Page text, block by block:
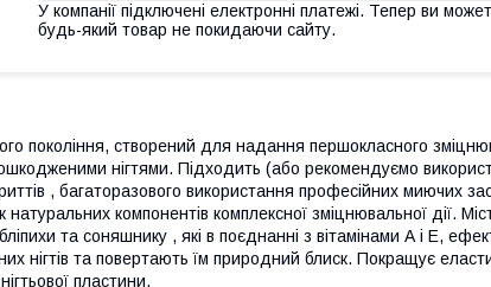
У компанії підключені електронні платежі. Тепер ви
будь-який товар не покидаючи сайту.
покоління, створений для надання першокласного
нігтями. Підходить (або рекомендуємо
, багаторазового використання професійних миючих
натуральних компонентів комплексної зміцнювальної дії.
та соняшнику , які в поєднанні з вітамінами А і Е,
нігтів та повертають їм природний блиск. Покращує
пластини.